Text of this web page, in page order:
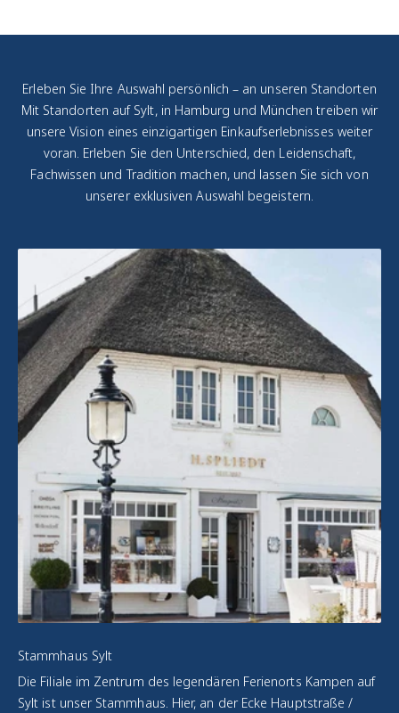
:Jede Uhr wird
eingeordnet – von
"Ungetragen" bis
"Vintage mit Charakter".
Erleben Sie Ihre Auswahl persönlich – an unseren Standorten
Mit Standorten auf Sylt, in Hamburg und München treiben wir
unsere Vision eines einzigartigen Einkaufserlebnisses weiter
voran. Erleben Sie den Unterschied, den Leidenschaft,
Fachwissen und Tradition machen, und lassen Sie sich von
unserer exklusiven Auswahl begeistern.
Stammhaus Sylt
Die Filiale im Zentrum des legendären Ferienorts Kampen auf
Sylt ist unser Stammhaus. Hier, an der Ecke Hauptstraße /